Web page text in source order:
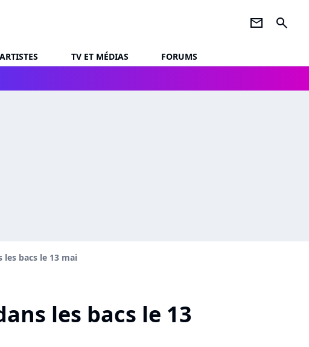
newsletter search
ARTISTES TV ET MÉDIAS
FORUMS
bacs le 13 mai
les bacs le 13